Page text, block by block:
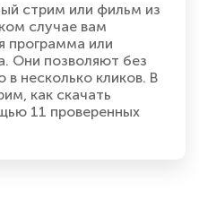
стрим или фильм из
случае вам
программа или
Они позволяют без
несколько кликов. В
как скачать
11 проверенных